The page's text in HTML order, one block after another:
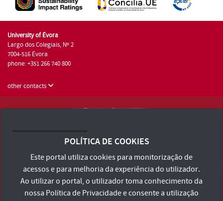
University of Évora
Largo dos Colegiais, Nº 2
7004-516 Évora
phone: +351 266 740 800
other contacts
Terms and Conditions and Privacy Policy
Accessibility Statement
POLÍTICA DE COOKIES
Este portal utiliza cookies para monitorização de
acessos e para melhoria da experiência do utilizador.
Ao utilizar o portal, o utilizador toma conhecimento da
nossa Política de Privacidadee consente a utilização